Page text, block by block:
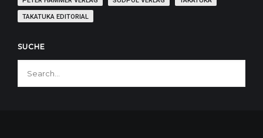
TAKATUKA EDITORIAL
SUCHE